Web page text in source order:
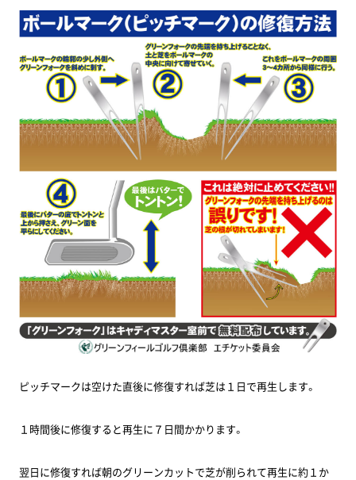
ピッチマークは空けた直後に修復すれば芝は１日で再生します。
１時間後に修復すると再生に７日間かかります。
翌日に修復すれば朝のグリーンカットで芝が削られて再生に約１か